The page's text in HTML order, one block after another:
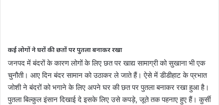
कई लोगों ने घरों की छतों पर पुतला बनाकर रखा
जनपद में बंदरों के कारण लोगों के लिए छत पर खाद्य सामाग्री को सुखाना भी एक
चुनौती। आए दिन बंदर सामान को उठाकर ले जाते हैं। ऐसे में डीडीहाट के प्रभात
जोशी ने बंदरों को भगाने के लिए अपने घर की छत पर पुतला बनाकर रखा हुआ है।
पुतला बिल्कुल इंसान दिखाई दे इसके लिए उसे कपड़े, जूते तक पहनाए हुए हैं। कुर्सी